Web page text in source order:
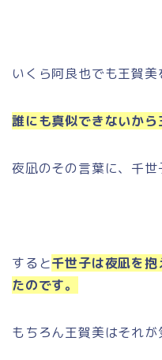
いくら阿良也でも王賀美
誰にも真似できないから
夜凪のその言葉に、千世
すると千世子は夜凪を
たのです。
もちろん王賀美はそれが